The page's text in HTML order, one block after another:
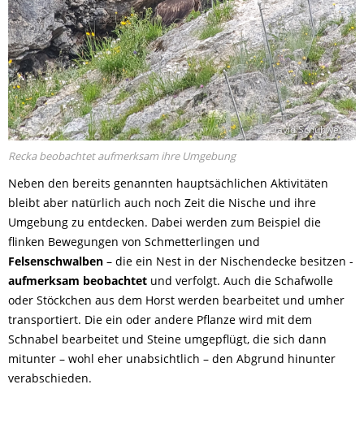
© David Schuhwerk
Recka beobachtet aufmerksam ihre Umgebung
Neben den bereits genannten hauptsächlichen Aktivitäten
bleibt aber natürlich auch noch Zeit die Nische und ihre
Umgebung zu entdecken. Dabei werden zum Beispiel die
flinken Bewegungen von Schmetterlingen und
Felsenschwalben – die ein Nest in der Nischendecke besitzen -
aufmerksam beobachtet und verfolgt. Auch die Schafwolle
oder Stöckchen aus dem Horst werden bearbeitet und umher
transportiert. Die ein oder andere Pflanze wird mit dem
Schnabel bearbeitet und Steine umgepflügt, die sich dann
mitunter – wohl eher unabsichtlich – den Abgrund hinunter
verabschieden.